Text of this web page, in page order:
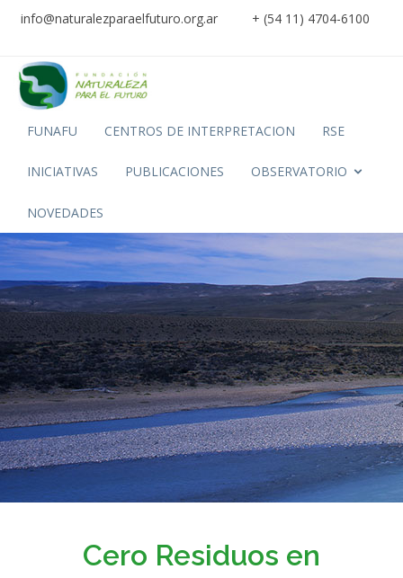
info@naturalezparaelfuturo.org.ar + (54 11) 4704-6100
FUNAFU CENTROS DE INTERPRETACION RSE
INICIATIVAS PUBLICACIONES OBSERVATORIO
NOVEDADES
Cero Residuos en